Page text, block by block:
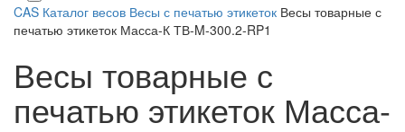
CAS Каталог весов Весы с печатью этикеток Весы товарные с
печатью этикеток Масса-К ТВ-M-300.2-RP1
Весы товарные с
печатью этикеток Масса-